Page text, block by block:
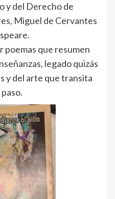
y del Derecho de
Miguel de Cervantes
poemas que resumen
legado quizás
y del arte que transita